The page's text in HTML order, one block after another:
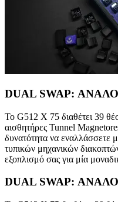
DUAL SWAP:
Το G512 X 75 διαθέτει 39
αισθητήρες Tunnel
δυνατότητα να εναλλάσσετε
τυπικών μηχανικών
εξοπλισμό σας για μία
DUAL SWAP: